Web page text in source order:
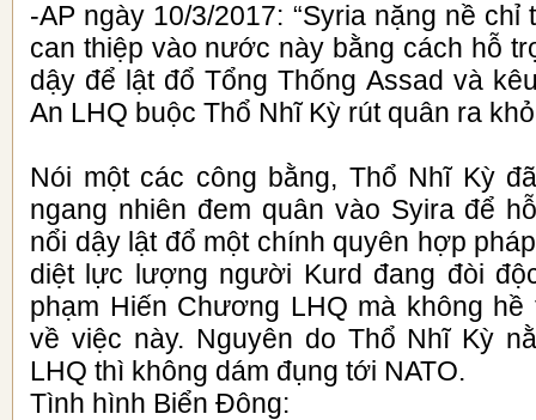
-AP ngày 10/3/2017: “Syria nặng nề
can thiệp vào nước này bằng cách hỗ
dậy để lật đổ Tổng Thống Assad và
An LHQ buộc Thổ Nhĩ Kỳ rút quân ra
Nói một các công bằng, Thổ Nhĩ Kỳ
ngang nhiên đem quân vào Syira để
nổi dậy lật đổ một chính quyên hợp
diệt lực lượng người Kurd đang đòi
phạm Hiến Chương LHQ mà không hề
về việc này. Nguyên do Thổ Nhĩ Kỳ
LHQ thì không dám đụng tới NATO.
Tình hình Biển Đông: